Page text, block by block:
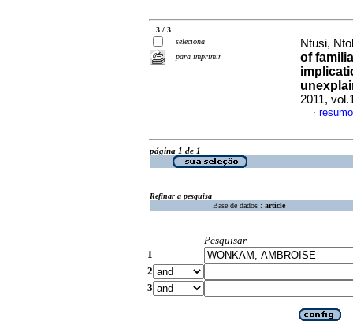
3 / 3
seleciona
para imprimir
Ntusi,
of
2011,
·
página 1 de 1
Refinar a pesquisa
Base de dados : article
Pesquisar
1
2
3